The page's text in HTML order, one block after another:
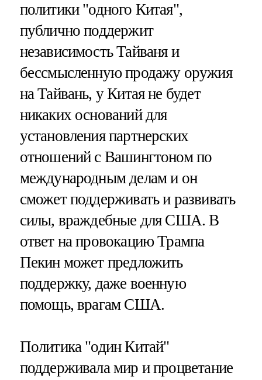
политики "одного Китая",
публично поддержит
независимость Тайваня и
бессмысленную продажу оружия
на Тайвань, у Китая не будет
никаких оснований для
установления партнерских
отношений с Вашингтоном по
международным делам и он
сможет поддерживать и развивать
силы, враждебные для США. В
ответ на провокацию Трампа
Пекин может предложить
поддержку, даже военную
помощь, врагам США.
Политика "один Китай"
поддерживала мир и процветание